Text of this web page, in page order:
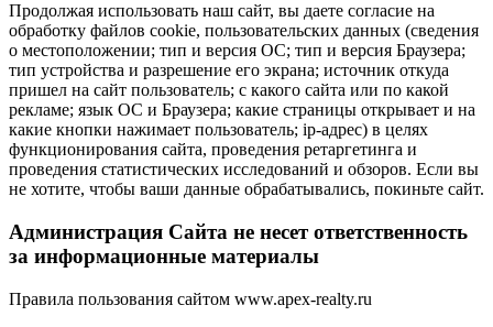
Продолжая использовать наш сайт, вы даете согласие на
обработку файлов cookie, пользовательских данных (сведения
о местоположении; тип и версия ОС; тип и версия Браузера;
тип устройства и разрешение его экрана; источник откуда
пришел на сайт пользователь; с какого сайта или по какой
рекламе; язык ОС и Браузера; какие страницы открывает и на
какие кнопки нажимает пользователь; ip-адрес) в целях
функционирования сайта, проведения ретаргетинга и
проведения статистических исследований и обзоров. Если вы
не хотите, чтобы ваши данные обрабатывались, покиньте сайт.
Администрация Сайта не несет ответственность
за информационные материалы
Правила пользования сайтом www.apex-realty.ru